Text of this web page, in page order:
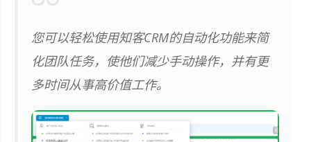
您可以轻松使用知客CRM的自动化功能来简
化团队任务，使他们减少手动操作，并有更
多时间从事高价值工作。